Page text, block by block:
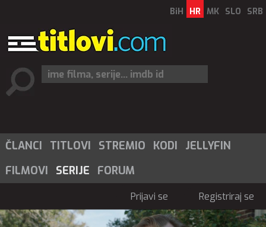
BiH HR MK SLO SRB
ČLANCI TITLOVI STREMIO KODI
JELLYFIN
FILMOVI
SERIJE FORUM
Prijavi se Registriraj se